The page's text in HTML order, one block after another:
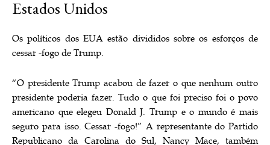
Estados Unidos
Os políticos dos EUA estão divididos sobre os esforços de
cessar -fogo de Trump.
“O presidente Trump acabou de fazer o que nenhum outro
presidente poderia fazer. Tudo o que foi preciso foi o povo
americano que elegeu Donald J. Trump e o mundo é mais
seguro para isso. Cessar -fogo!” A representante do Partido
Republicano da Carolina do Sul, Nancy Mace, também